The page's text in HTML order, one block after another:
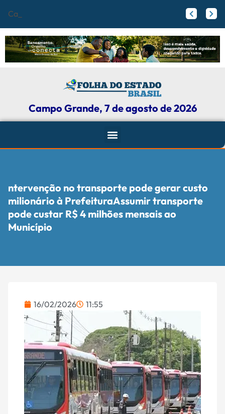
Campo Grande regi
Campo Grande, 7 de agosto de 2026
ntervenção no transporte pode gerar custo
milionário à PrefeituraAssumir transporte
pode custar R$ 4 milhões mensais ao
Município
16/02/2026 11:55